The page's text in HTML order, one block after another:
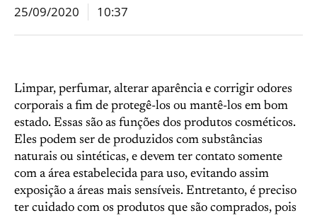
25/09/2020
10:37
Limpar, perfumar, alterar aparência e corrigir odores
corporais a fim de protegê-los ou mantê-los em bom
estado. Essas são as funções dos produtos cosméticos.
Eles podem ser de produzidos com substâncias
naturais ou sintéticas, e devem ter contato somente
com a área estabelecida para uso, evitando assim
exposição a áreas mais sensíveis. Entretanto, é preciso
ter cuidado com os produtos que são comprados, pois